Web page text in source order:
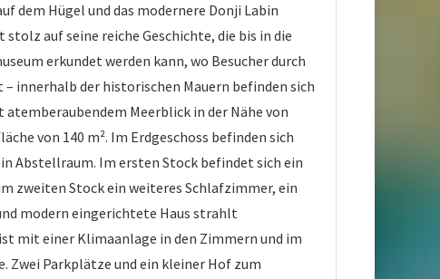
dem Hügel und das modernere Donji Labin
auf seine reiche Geschichte, die bis in die
erkundet werden kann, wo Besucher durch
innerhalb der historischen Mauern befinden sich
Meerblick in der Nähe von
von 140 m². Im Erdgeschoss befinden sich
Abstellraum. Im ersten Stock befindet sich ein
zweiten Stock ein weiteres Schlafzimmer, ein
modern eingerichtete Haus strahlt
mit einer Klimaanlage in den Zimmern und im
Parkplätze und ein kleiner Hof zum